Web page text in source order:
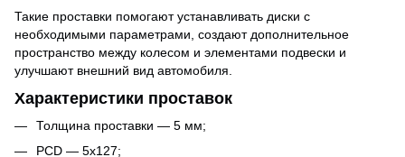
Такие проставки помогают устанавливать диски с
необходимыми параметрами, создают дополнительное
пространство между колесом и элементами подвески и
улучшают внешний вид автомобиля.
Характеристики проставок
Толщина проставки — 5 мм;
PCD — 5x127;